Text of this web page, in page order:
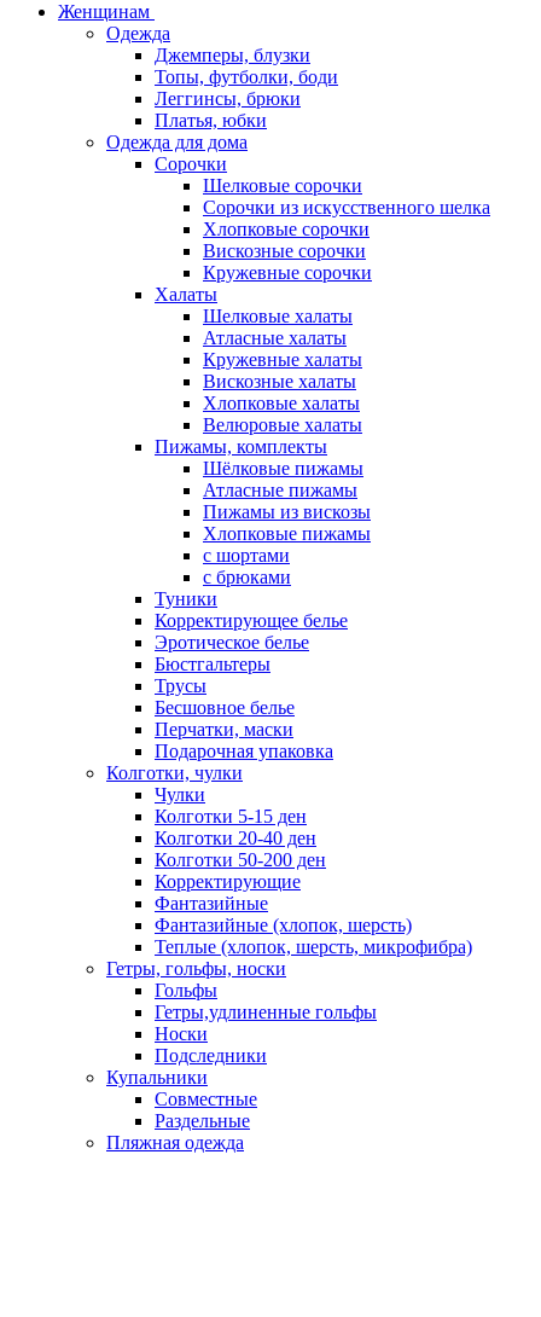
Женщинам
Одежда
Джемперы, блузки
Топы, футболки, боди
Леггинсы, брюки
Платья, юбки
Одежда для дома
Сорочки
Шелковые сорочки
Сорочки из искусственного шелка
Хлопковые сорочки
Вискозные сорочки
Кружевные сорочки
Халаты
Шелковые халаты
Атласные халаты
Кружевные халаты
Вискозные халаты
Хлопковые халаты
Велюровые халаты
Пижамы, комплекты
Шёлковые пижамы
Атласные пижамы
Пижамы из вискозы
Хлопковые пижамы
с шортами
с брюками
Туники
Корректирующее белье
Эротическое белье
Бюстгальтеры
Трусы
Бесшовное белье
Перчатки, маски
Подарочная упаковка
Колготки, чулки
Чулки
Колготки 5-15 ден
Колготки 20-40 ден
Колготки 50-200 ден
Корректирующие
Фантазийные
Фантазийные (хлопок, шерсть)
Теплые (хлопок, шерсть, микрофибра)
Гетры, гольфы, носки
Гольфы
Гетры,удлиненные гольфы
Носки
Подследники
Купальники
Совместные
Раздельные
Пляжная одежда